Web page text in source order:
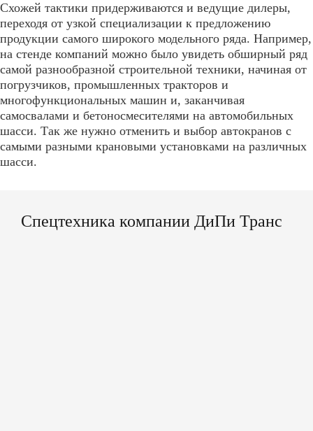
Схожей тактики придерживаются и ведущие дилеры,
переходя от узкой специализации к предложению
продукции самого широкого модельного ряда. Например,
на стенде компаний можно было увидеть обширный ряд
самой разнообразной строительной техники, начиная от
погрузчиков, промышленных тракторов и
многофункциональных машин и, заканчивая
самосвалами и бетоносмесителями на автомобильных
шасси. Так же нужно отменить и выбор автокранов с
самыми разными крановыми установками на различных
шасси.
Спецтехника компании ДиПи Транс